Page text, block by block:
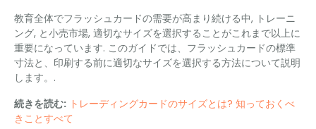
教育全体でフラッシュカードの需要が高まり続ける中, トレーニ
ング, と小売市場, 適切なサイズを選択することがこれまで以上に
重要になっています. このガイドでは、フラッシュカードの標準
寸法と、印刷する前に適切なサイズを選択する方法について説明
します。.
続きを読む: トレーディングカードのサイズとは? 知っておくべ
きことすべて